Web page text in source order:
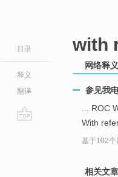
目录
释义
翻译
with
网络释义
参见我
... ROC
With
基于102个
相关文章